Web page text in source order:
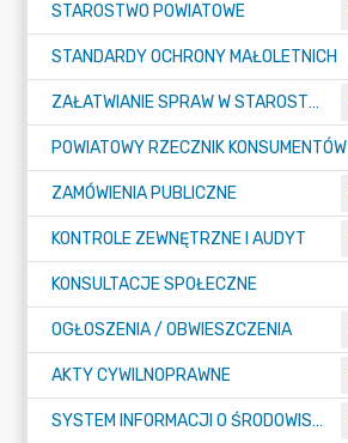
STAROSTWO POWIATOWE
STANDARDY OCHRONY MAŁOLETNICH
ZAŁATWIANIE SPRAW W STAROSTWIE
POWIATOWY RZECZNIK KONSUMENTÓW
ZAMÓWIENIA PUBLICZNE
KONTROLE ZEWNĘTRZNE I AUDYT
KONSULTACJE SPOŁECZNE
OGŁOSZENIA / OBWIESZCZENIA
AKTY CYWILNOPRAWNE
SYSTEM INFORMACJI O ŚRODOWISKU